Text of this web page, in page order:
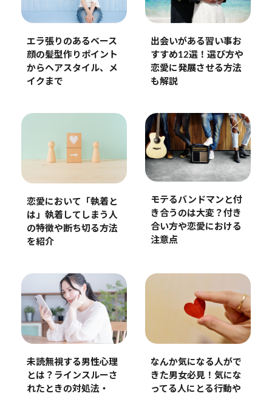
エラ張りのあるベース
顔の髪型作りポイント
からヘアスタイル、メ
イクまで
出会いがある習い事お
すすめ12選！選び方や
恋愛に発展させる方法
も解説
恋愛において「執着と
は」執着してしまう人
の特徴や断ち切る方法
を紹介
モテるバンドマンと付
き合うのは大変？付き
合い方や恋愛における
注意点
未読無視する男性心理
とは？ラインスルーさ
れたときの対処法・
なんか気になる人がで
きた男女必見！気にな
ってる人にとる行動や